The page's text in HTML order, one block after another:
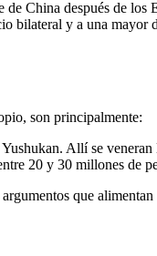
de China después de
y a una mayor
son principalmente:
Allí se
20 y 30 millones de
que